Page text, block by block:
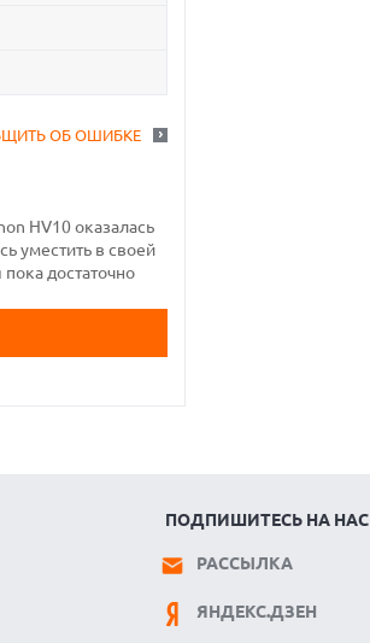
ОБ ОШИБКЕ
HV10 оказалась
уместить в своей
достаточно
ПОДПИШИТЕСЬ НА НАС
РАССЫЛКА
ЯНДЕКС.ДЗЕН